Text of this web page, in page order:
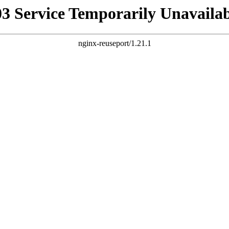
Service Temporarily
nginx-reuseport/1.21.1